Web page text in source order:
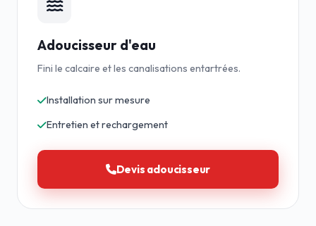
Adoucisseur d'eau
Fini le calcaire et les canalisations entartrées.
Installation sur mesure
Entretien et rechargement
Devis adoucisseur